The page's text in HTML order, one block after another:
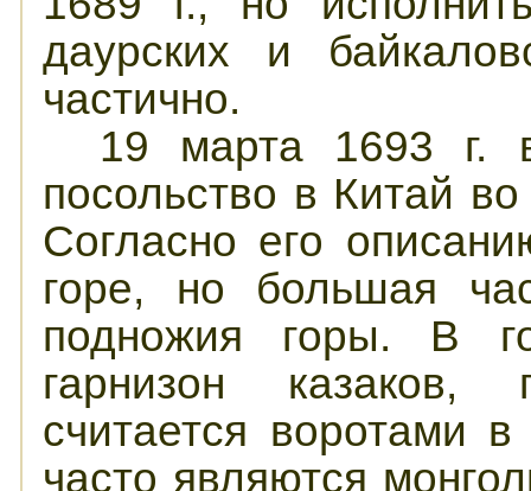
даурских и
частично.
19 марта 1693 г.
посольство в Китай
Согласно его
горе, но большая
подножия горы. В
гарнизон казаков,
считается воротами
часто являются